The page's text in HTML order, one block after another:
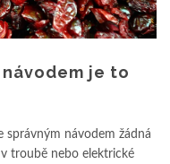
návodem je to
správným návodem žádná
troubě nebo elektrické